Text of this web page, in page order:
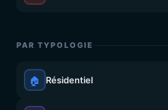
PAR TYPOLOGIE
🏠 Résidentiel